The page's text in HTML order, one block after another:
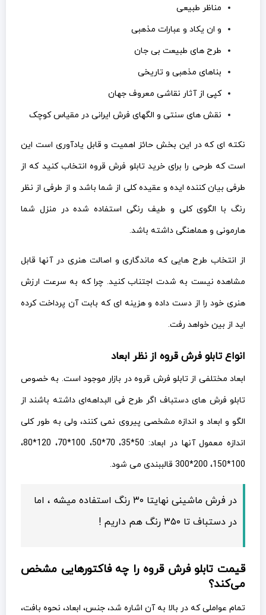
مناظر طبیعی
و ان یکاد و عبارات مذهبی
طرح های طبیعت بی جان
بناهای مذهبی و تاریخی
کپی از آثار نقاشی معروف جهان
نقش های سنتی و الگهای فرش ایرانی در مقیاس کوچک
نکته ای که در این بخش حائز اهمیت و قابل یادآوری است این
است که طرحی را برای خرید تابلو فرش قروه انتخاب کنید که از
طرفی بیان کننده ایده و عقیده کلی از شما باشد و از طرفی از نظر
رنگ با الگوی کلی و طیف رنگی استفاده شده در منزل شما
هارمونی و هماهنگی داشته باشد.
از انتخاب طرح هایی که ماندگاری و اصالت هنری در آنها قابل
مشاهده نیست به شدت اجتناب کنید. چرا که به سرعت ارزش
هنری خود را از دست داده و هزینه ای که بابت آن پرداخت کرده
اید از بین خواهد رفت.
انواع تابلو فرش قروه از نظر ابعاد
ابعاد مختلفی از تابلو فرش قروه در بازار موجود است. به خصوص
تابلو فرش های دستباف اگر طرح فی البداهه‌ای داشته باشند از
الگو و ابعاد و اندازه مشخصی پیروی نمی کنند، ولی به طور کلی
اندازه معمول آنها در ابعاد: 50*35، 70*50، 100*70، 120*80،
100*150، 200*300 قالببندی می شود.
در فرش ماشینی نهایتا ۳۰ رنگ استفاده میشه ، اما
در دستباف تا ۳۵۰ رنگ هم داریم !
قیمت تابلو فرش قروه را چه فاکتورهایی مشخص
می‌کند؟
تمام عواملی که در بالا به آن اشاره شد، جنس، ابعاد، نحوه بافت،